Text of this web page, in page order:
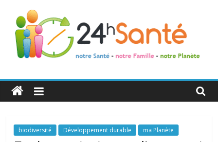
24h
Santé
La
santé
biodiversité Développement durable ma Planète